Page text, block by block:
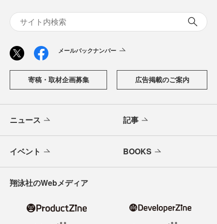
メールバックナンバー
寄稿・取材企画募集 広告掲載のご案内
ニュース 記事
イベント BOOKS
翔泳社のWebメディア